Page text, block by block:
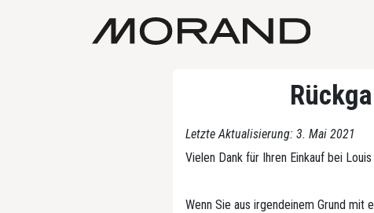
Letzte Aktualisierung: 3. Mai 2021
Vielen Dank für Ihren Einkauf bei
Wenn Sie aus irgendeinem Grund mit